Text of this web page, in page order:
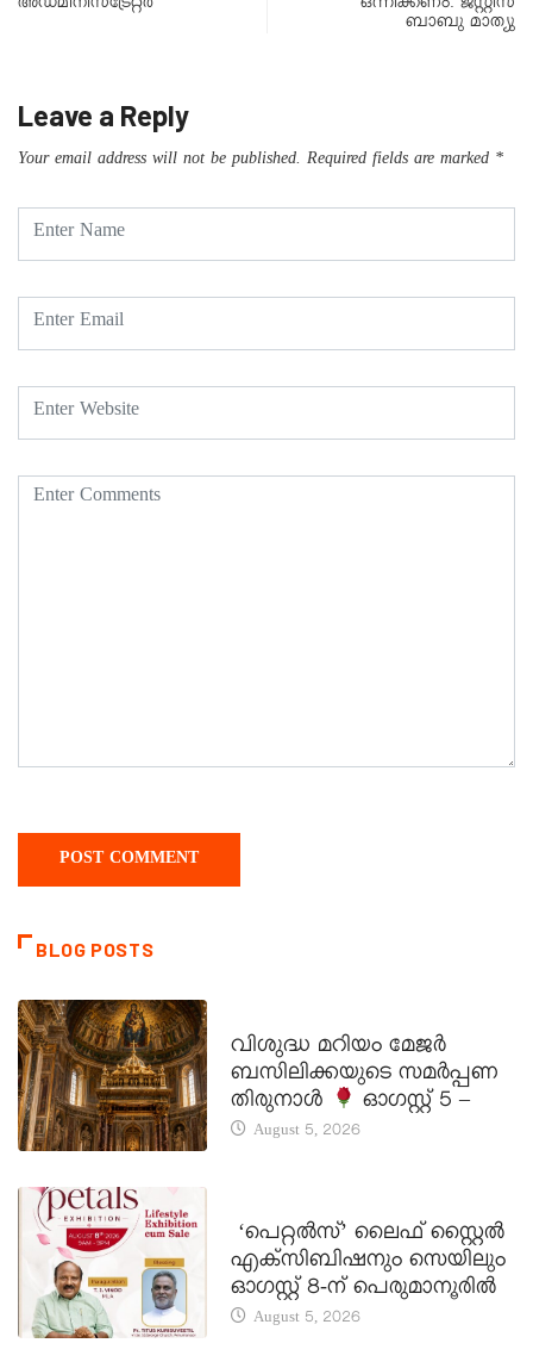
അഡ്മിനിസ്ട്രേറ്റർ
ഒന്നിക്കണം: ജസ്റ്റിസ്
ബാബു മാത്യു
Leave a Reply
Your email address will not be published. Required fields are marked *
BLOG POSTS
വിശുദ്ധ മറിയം മേജർ
ബസിലിക്കയുടെ സമർപ്പണ
തിരുനാൾ
ഓഗസ്റ്റ് 5 –
August 5, 2026
‘പെറ്റൽസ്’ ലൈഫ് സ്റ്റൈൽ
എക്സിബിഷനും സെയിലും
ഓഗസ്റ്റ് 8-ന് പെരുമാനൂരിൽ
August 5, 2026